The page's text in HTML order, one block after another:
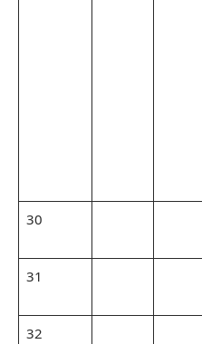
30
31
32